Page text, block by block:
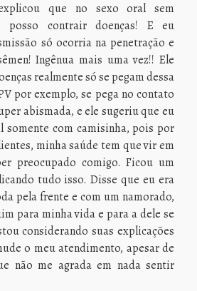
que no sexo oral sem
posso contrair doenças! E eu
só ocorria na penetração e
Ingênua mais uma vez!! Ele
realmente só se pegam dessa
por exemplo, se pega no contato
abismada, e ele sugeriu que eu
somente com camisinha, pois por
minha saúde tem que vir em
preocupado comigo. Ficou um
tudo isso. Disse que eu era
pela frente e com um namorado,
para minha vida e para a dele se
considerando suas explicações
o meu atendimento, apesar de
não me agrada em nada sentir